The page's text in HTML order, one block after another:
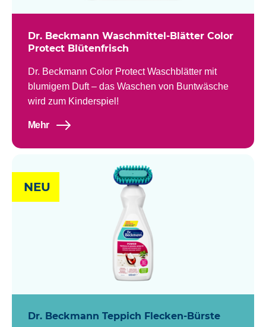
Dr. Beckmann Waschmittel-Blätter Color
Protect Blütenfrisch
Dr. Beckmann Color Protect Waschblätter mit
blumigem Duft – das Waschen von Buntwäsche
wird zum Kinderspiel!
Mehr
NEU
Dr. Beckmann Teppich Flecken-Bürste